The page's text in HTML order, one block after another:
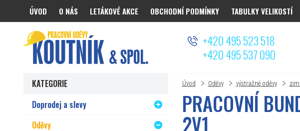
Koutnik.com
Úvod Oděvy výstražné oděvy
PRACOVNÍ
2V1
KATEGORIE
Doprodej a slevy
Oděvy
ÚVOD O NÁS LETÁKOVÉ AKCE OBCHODNÍ PODMÍNKY TABULKY VELIKOSTÍ
+420 495 523 518
+420 495 537 090